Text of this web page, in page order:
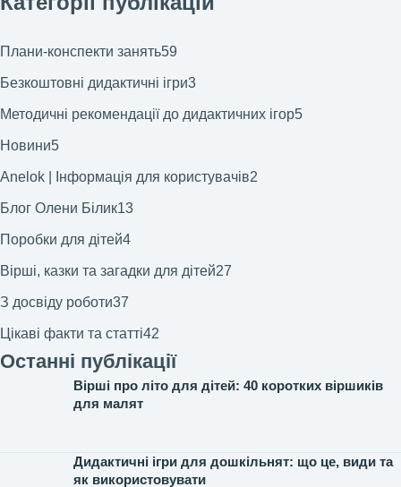
Плани-конспекти занять59
Безкоштовні дидактичні ігри3
Методичні рекомендації до дидактичних ігор5
Новини5
Anelok | Інформація для користувачів2
Блог Олени Білик13
Поробки для дітей4
Вірші, казки та загадки для дітей27
З досвіду роботи37
Цікаві факти та статті42
Останні публікації
Вірші про літо для дітей: 40 коротких віршиків
для малят
Дидактичні ігри для дошкільнят: що це, види та
як використовувати